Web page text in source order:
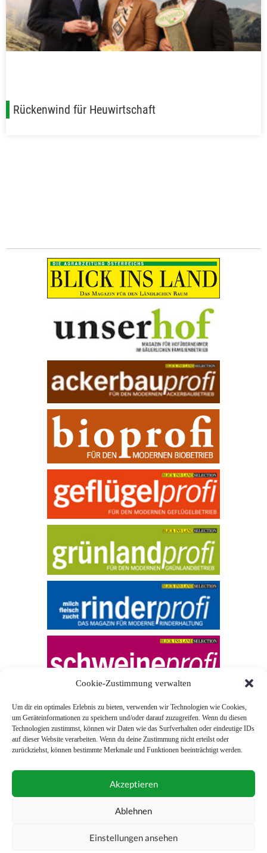
Cookie-Zustimmung verwalten
Um dir ein optimales Erlebnis zu bieten, verwenden wir Technologien wie Cookies,
um Geräteinformationen zu speichern und/oder darauf zuzugreifen. Wenn du diesen
Technologien zustimmst, können wir Daten wie das Surfverhalten oder eindeutige IDs
auf dieser Website verarbeiten. Wenn du deine Zustimmung nicht erteilst oder
zurückziehst, können bestimmte Merkmale und Funktionen beeinträchtigt werden.
Akzeptieren
Ablehnen
Einstellungen ansehen
Rückenwind für Heuwirtschaft
© 2026 Blick ins Land
Unterstützt durch
0043 (0)1 581 28 90 0
Impressum